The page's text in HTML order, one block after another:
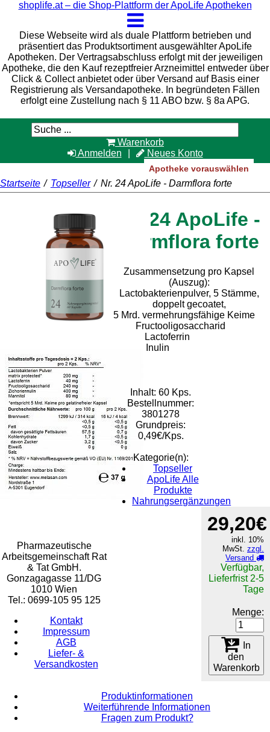
shoplife.at – die Shop-Plattform der ApoLife Apotheken
Diese Webseite wird als duale Plattform betrieben und
präsentiert das Produktsortiment ausgewählter ApoLife
Apotheken. Der Vertragsabschluss erfolgt mit der jeweiligen
Apotheke, die den Kauf rezeptfreier Arzneimittel entweder über
Click & Collect anbietet oder über Versand auf Basis einer
Registrierung als Versandapotheke. In begründeten Fällen
erfolgt eine Zustellung nach § 11 ABO bzw. § 8a APG.
Warenkorb
Anmelden
Neues Konto
Apotheke vorauswählen
Startseite / Topseller / Nr. 24 ApoLife - Darmflora forte
Nr. 24 ApoLife -
Darmflora forte
Zusammensetzung pro Kapsel
(Auszug):
Lactobakterienpulver, 5 Stämme,
doppelt gecoatet,
5 Mrd. vermehrungsfähige Keime
Fructooligosaccharid
Lactoferrin
Inulin
Inhalt: 60 Kps.
Bestellnummer:
3801278
Grundpreis:
0,49€/Kps.
Kategorie(n):
Topseller
ApoLife Alle
Produkte
Nahrungsergänzungen
29,20€
inkl. 10%
MwSt. zzgl.
Versand
Verfügbar,
Lieferfrist 2-5
Tage
Menge:
In
den
Warenkorb
Produktinformationen
Weiterführende Informationen
Fragen zum Produkt?
Pharmazeutische
Arbeitsgemeinschaft Rat
& Tat GmbH.
Gonzagagasse 11/DG
1010 Wien
Tel.: 0699-105 95 125
Kontakt
Impressum
AGB
Liefer- &
Versandkosten